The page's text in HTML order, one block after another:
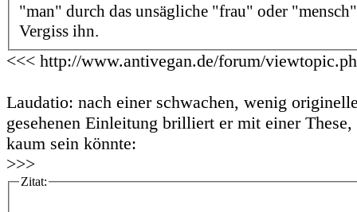
"man" durch das unsägliche "frau" oder
Vergiss ihn.
<<< http://www.antivegan.de/forum/
Laudatio: nach einer schwachen, wenig
gesehenen Einleitung brilliert er mit einer
kaum sein könnte:
>>>
Zitat: